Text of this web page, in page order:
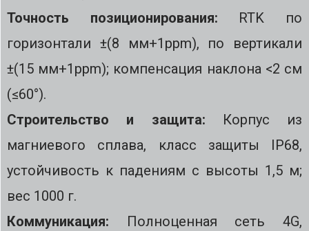
Точность позиционирования: RTK по
горизонтали ±(8 мм+1ppm), по вертикали
±(15 мм+1ppm); компенсация наклона <2 см
(≤60°).
Строительство и защита: Корпус из
магниевого сплава, класс защиты IP68,
устойчивость к падениям с высоты 1,5 м;
вес 1000 г.
Коммуникация: Полноценная сеть 4G,